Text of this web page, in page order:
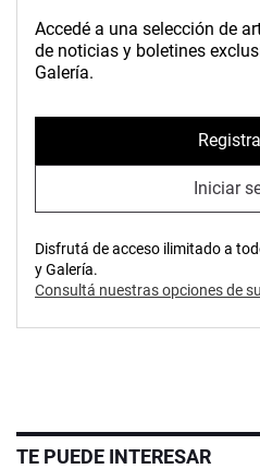
Accedé a una selección de
de noticias y boletines
Galería.
Iniciar
Disfrutá de acceso ilimitado a
y Galería.
Consultá nuestras opciones de
TE PUEDE INTERESAR